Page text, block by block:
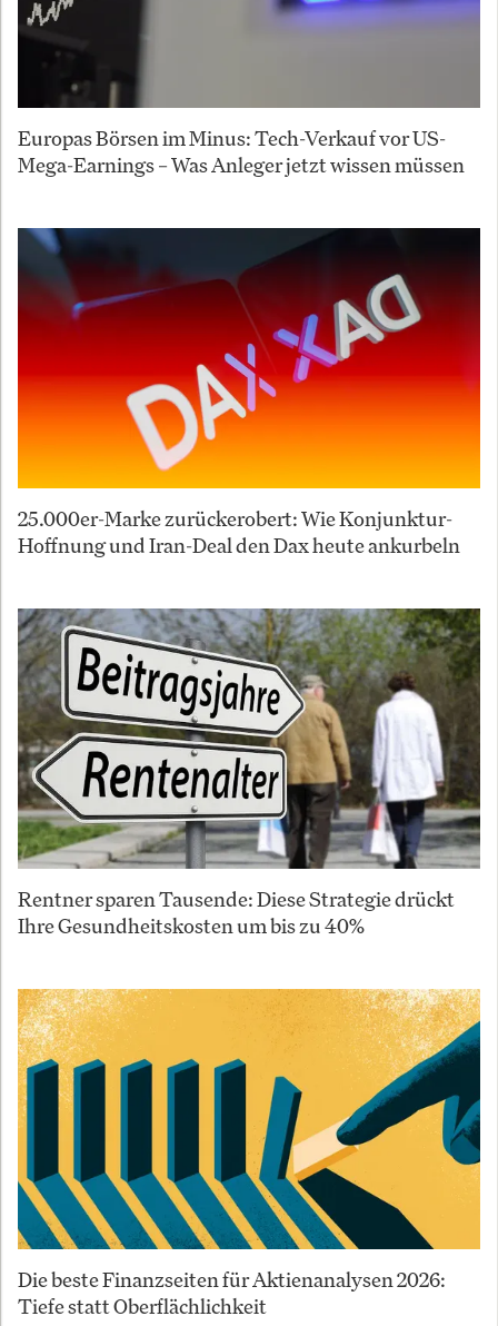
Europas Börsen im Minus: Tech-Verkauf vor US-
Mega-Earnings – Was Anleger jetzt wissen müssen
25.000er-Marke zurückerobert: Wie Konjunktur-
Hoffnung und Iran-Deal den Dax heute ankurbeln
Rentner sparen Tausende: Diese Strategie drückt
Ihre Gesundheitskosten um bis zu 40%
Die beste Finanzseiten für Aktienanalysen 2026:
Tiefe statt Oberflächlichkeit